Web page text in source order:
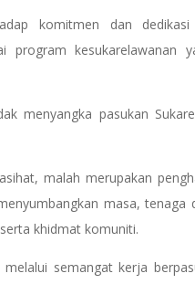
komitmen dan
program kesukarelawanan
menyangka pasukan
malah merupakan
masa,
khidmat komuniti.
semangat kerja